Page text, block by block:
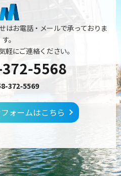
はお電話・メールで承っておりま
す。
軽にご連絡ください。
5568
372-5569
ォームはこちら